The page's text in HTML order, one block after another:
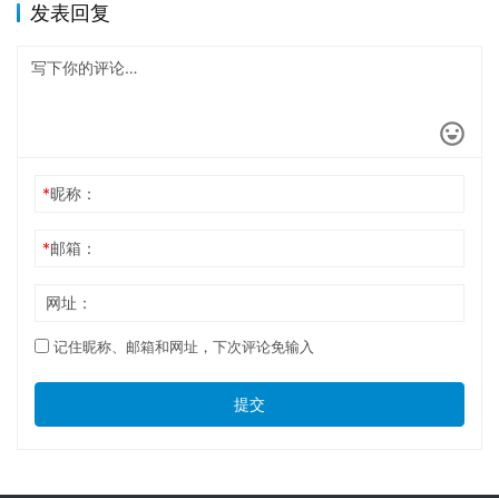
发表回复
*昵称：
*邮箱：
网址：
记住昵称、邮箱和网址，下次评论免输入
提交